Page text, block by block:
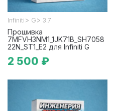
Infiniti > G > 3.7
Прошивка
7MFVH3NM1_1JK71B_SH7058
22N_ST1_E2 для Infiniti G
2 500 ₽